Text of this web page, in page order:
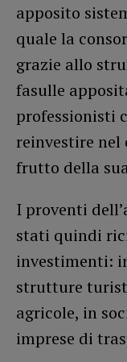
apposito
quale la
grazie allo
fasulle
professionisti
reinvestire
frutto della
I proventi
stati quindi
investimenti:
strutture
agricole, in
imprese di